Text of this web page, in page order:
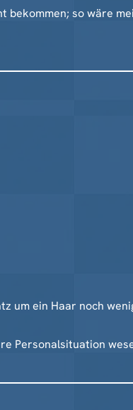
so wäre
um ein Haar noch
Personalsituation